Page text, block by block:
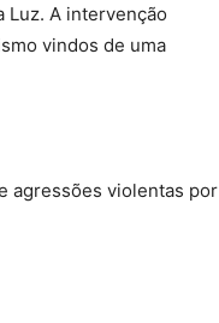
Luz. A intervenção
vindos de uma
agressões violentas por